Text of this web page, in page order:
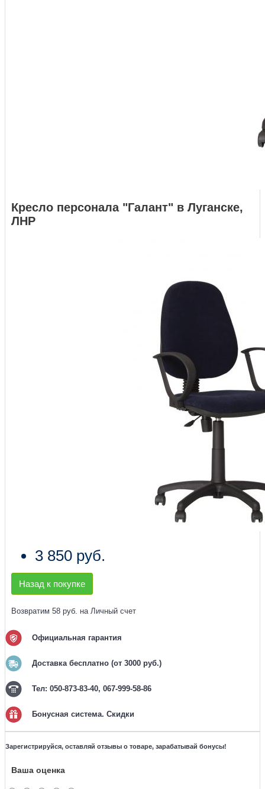
Кресло персонала "Галант" в Луганске,
ЛНР
3 850 руб.
Назад к покупке
Возвратим 58 руб. на Личный счет
Официальная гарантия
Доставка бесплатно (от 3000 руб.)
Тел: 050-873-83-40, 067-999-58-86
Бонусная система. Скидки
Зарегистрируйся, оставляй отзывы о товаре, зарабатывай бонусы!
Ваша оценка